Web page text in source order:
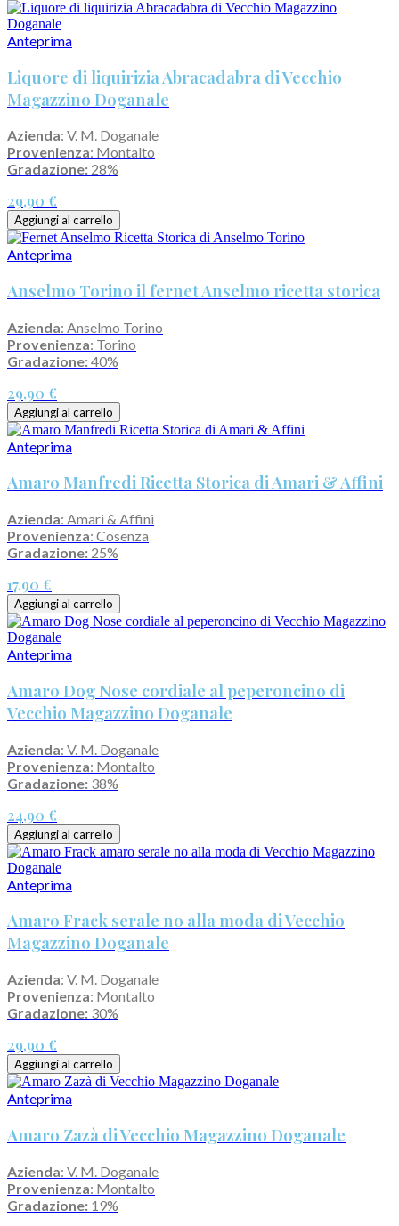
Anteprima
Liquore di liquirizia Abracadabra di Vecchio
Magazzino Doganale
Azienda: V. M. Doganale
Provenienza: Montalto
Gradazione: 28%
29,90 €
Aggiungi al carrello
Anteprima
Anselmo Torino il fernet Anselmo ricetta storica
Azienda: Anselmo Torino
Provenienza: Torino
Gradazione:40%
29,90 €
Aggiungi al carrello
Anteprima
Amaro Manfredi Ricetta Storica di Amari & Affini
Azienda: Amari & Affini
Provenienza: Cosenza
Gradazione: 25%
17,90 €
Aggiungi al carrello
Anteprima
Amaro Dog Nose cordiale al peperoncino di
Vecchio Magazzino Doganale
Azienda: V. M. Doganale
Provenienza: Montalto
Gradazione: 38%
24,90 €
Aggiungi al carrello
Anteprima
Amaro Frack serale no alla moda di Vecchio
Magazzino Doganale
Azienda: V. M. Doganale
Provenienza: Montalto
Gradazione: 30%
29,90 €
Aggiungi al carrello
Anteprima
Amaro Zazà di Vecchio Magazzino Doganale
Azienda: V. M. Doganale
Provenienza: Montalto
Gradazione: 19%